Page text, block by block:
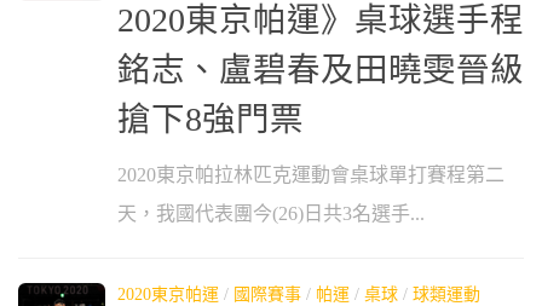
2020東京帕運》桌球選手程
銘志、盧碧春及田曉雯晉級
搶下8強門票
2020東京帕拉林匹克運動會桌球單打賽程第二
天，我國代表團今(26)日共3名選手...
2020東京帕運 / 國際賽事 / 帕運 / 桌球 / 球類運動